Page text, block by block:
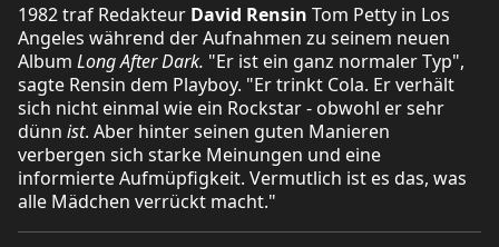
1982 traf Redakteur David Rensin Tom Petty in Los
Angeles während der Aufnahmen zu seinem neuen
Album Long After Dark. "Er ist ein ganz normaler Typ",
sagte Rensin dem Playboy. "Er trinkt Cola. Er verhält
sich nicht einmal wie ein Rockstar - obwohl er sehr
dünn ist. Aber hinter seinen guten Manieren
verbergen sich starke Meinungen und eine
informierte Aufmüpfigkeit. Vermutlich ist es das, was
alle Mädchen verrückt macht."